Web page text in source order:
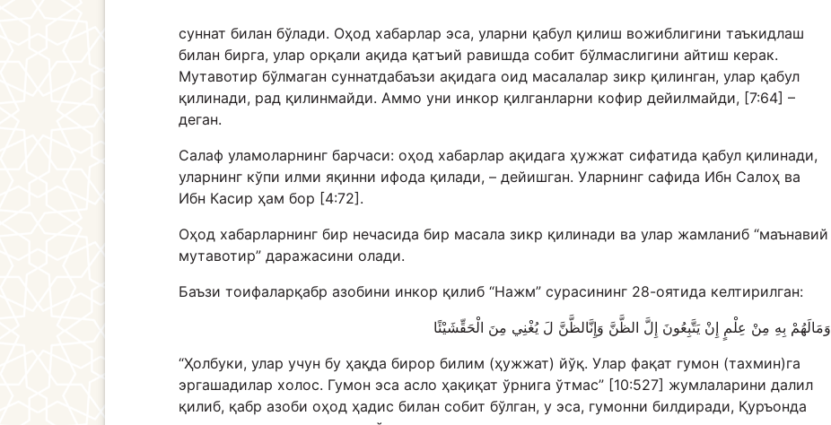
суннат билан бўлади. Оҳод хабарлар эса, уларни қабул қилиш вожиблигини таъкидлаш
билан бирга, улар орқали ақида қатъий равишда собит бўлмаслигини айтиш керак.
Мутавотир бўлмаган суннатдабаъзи ақидага оид масалалар зикр қилинган, улар қабул
қилинади, рад қилинмайди. Аммо уни инкор қилганларни кофир дейилмайди, [7:64] –
деган.
Салаф уламоларнинг барчаси: оҳод хабарлар ақидага ҳужжат сифатида қабул қилинади,
уларнинг кўпи илми яқинни ифода қилади, – дейишган. Уларнинг сафида Ибн Салоҳ ва
Ибн Касир ҳам бор [4:72].
Оҳод хабарларнинг бир нечасида бир масала зикр қилинади ва улар жамланиб “маънавий
мутавотир” даражасини олади.
Баъзи тоифаларқабр азобини инкор қилиб “Нажм” сурасининг 28-оятида келтирилган:
وَمَالَهُمْ بِهِ مِنْ عِلْمٍ إِنْ يَتَّبِعُونَ إِلَّ الظَّنَّ وَإِنَّالظَّنَّ لَ يُغْنِي مِنَ الْحَقِّشَيْئًا
“Ҳолбуки, улар учун бу ҳақда бирор билим (ҳужжат) йўқ. Улар фақат гумон (тахмин)га
эргашадилар холос. Гумон эса асло ҳақиқат ўрнига ўтмас” [10:527] жумлаларини далил
қилиб, қабр азоби оҳод ҳадис билан собит бўлган, у эса, гумонни билдиради, Қуръонда